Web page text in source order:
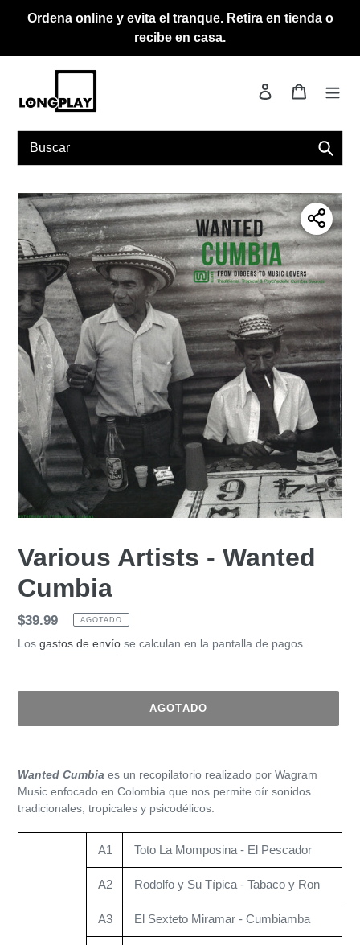
directamente
contenido
Ordena online y evita el tranque. Retira en tienda o
recibe en casa.
Ingresar Carrito
Various Artists - Wanted
Cumbia
Precio
habitual
$39.99 AGOTADO
Los gastos de envío se calculan en la pantalla de pagos.
AGOTADO
carrito
Wanted Cumbia es un recopilatorio realizado por Wagram
Music enfocado en Colombia que nos permite oír sonidos
tradicionales, tropicales y psicodélicos.
A1 Toto La Momposina - El Pescador
A2 Rodolfo y Su Típica - Tabaco y Ron
A3 El Sexteto Miramar - Cumbiamba